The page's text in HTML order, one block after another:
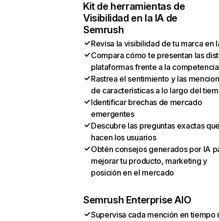
Kit de herramientas de
Visibilidad en la IA de
Semrush
Revisa la visibilidad de tu marca en
Compara cómo te presentan las
plataformas frente a la competencia
Rastrea el sentimiento y las
de características a lo largo del
Identificar brechas de mercado
emergentes
Descubre las preguntas exactas
hacen los usuarios
Obtén consejos generados por IA
mejorar tu producto, marketing y
posición en el mercado
Semrush Enterprise AIO
Supervisa cada mención en tiempo